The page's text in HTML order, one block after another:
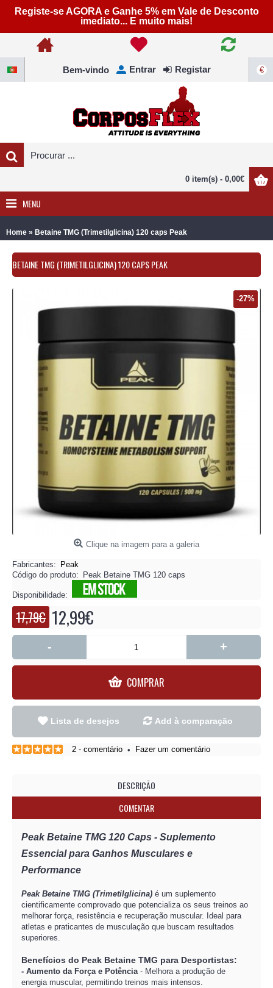
Registe-se AGORA e Ganhe 5% em Vale de Desconto
imediato... E muito mais!
€
Bem-vindo Entrar Registar
0 item(s) - 0,00€
MENU
Home » Betaine TMG (Trimetilglicina) 120 caps Peak
BETAINE TMG (TRIMETILGLICINA) 120 CAPS PEAK
-27%
Clique na imagem para a galeria
Fabricantes:
Peak
Código do produto:
Peak Betaine TMG 120 caps
Disponibilidade:
17,79€ 12,99€
- +
COMPRAR
Lista de desejos Add à comparação
2 - comentário • Fazer um comentário
DESCRIÇÃO
COMENTAR
Peak Betaine TMG 120 Caps - Suplemento
Essencial para Ganhos Musculares e
Performance
Peak Betaine TMG (Trimetilglicina) é um suplemento
cientificamente comprovado que potencializa os seus treinos ao
melhorar força, resistência e recuperação muscular. Ideal para
atletas e praticantes de musculação que buscam resultados
superiores.
Benefícios do Peak Betaine TMG para Desportistas:
- Aumento da Força e Potência- Melhora a produção de
energia muscular, permitindo treinos mais intensos.